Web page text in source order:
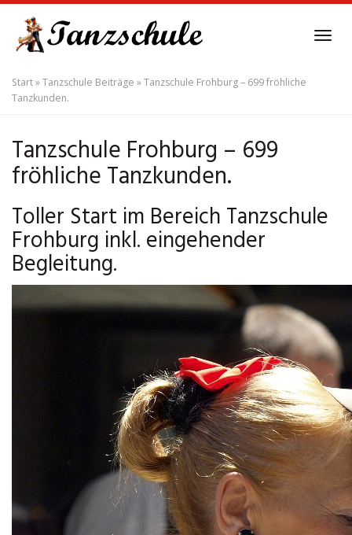
main
content
Start»Tanzschule Beiträge »Tanzschule Frohburg – 699 fröhliche
Tanzkunden.
Tanzschule Frohburg – 699
fröhliche Tanzkunden.
Toller Start im Bereich Tanzschule
Frohburg inkl. eingehender
Begleitung.